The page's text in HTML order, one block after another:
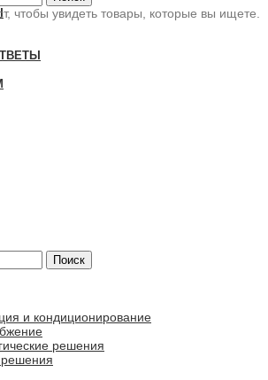
чтобы увидеть товары, которые вы ищете.
Поиск
и кондиционирование
решения